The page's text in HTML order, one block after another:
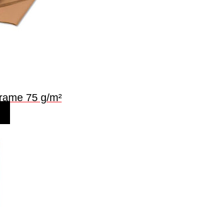
75 g/m²